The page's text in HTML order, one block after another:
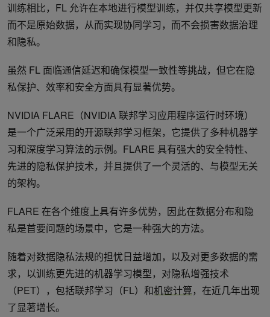
训练相比，FL 允许在本地进行模型训练，并仅共享模型更新
而不是原始数据，从而实现协同学习，而不会损害数据治理
和隐私。
虽然 FL 面临通信延迟和确保模型一致性等挑战，但它在隐
私保护、效率和安全方面具有显著优势。
NVIDIA FLARE（NVIDIA 联邦学习应用程序运行时环境）
是一个广泛采用的开源联邦学习框架，它提供了多种机器学
习和深度学习算法的示例。FLARE 具有强大的安全特性、
先进的隐私保护技术，并且提供了一个灵活的、与模型无关
的架构。
FLARE 在各个维度上具有许多优势，因此在数据分布和隐
私是首要问题的场景中，它是一种强大的方法。
随着对数据隐私法规的担忧日益增加，以及对更多数据的需
求，以训练更先进的机器学习模型，对隐私增强技术
（PET），包括联邦学习（FL）和机密计算，在近几年出现
了显著增长。